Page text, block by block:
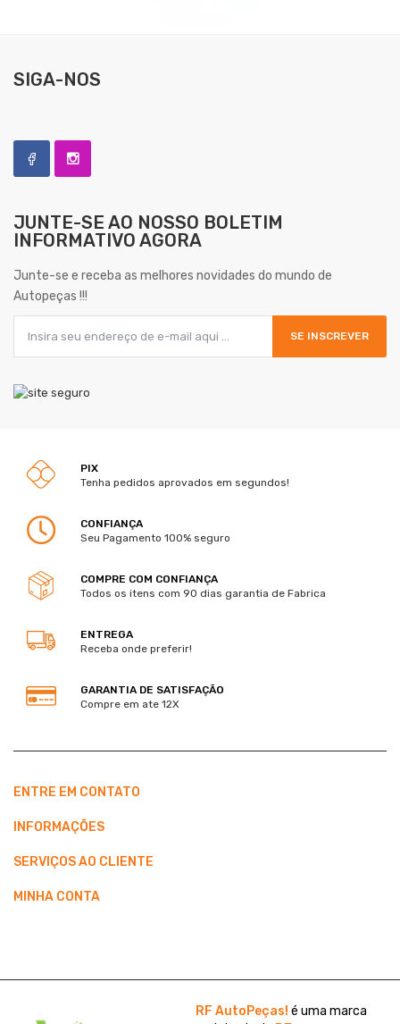
SIGA-NOS
JUNTE-SE AO NOSSO BOLETIM
INFORMATIVO AGORA
Junte-se e receba as melhores novidades do mundo de
Autopeças !!!
SE INSCREVER
PIX
Tenha pedidos aprovados em segundos!
CONFIANÇA
Seu Pagamento 100% seguro
COMPRE COM CONFIANÇA
Todos os itens com 90 dias garantia de Fabrica
ENTREGA
Receba onde preferir!
GARANTIA DE SATISFAÇÃO
Compre em ate 12X
ENTRE EM CONTATO
INFORMAÇÕES
SERVIÇOS AO CLIENTE
MINHA CONTA
RF AutoPeças! é uma marca